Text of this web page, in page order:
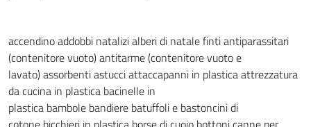
accendinoaddobbi natalizialberi di natale fintiantiparassitari
(contenitore vuoto)antitarme (contenitore vuoto e
lavato)assorbentiastucciattaccapanni in plasticaattrezzatura
da cucina in plastica bacinelle in
plastica bambole bandiere batuffoli e bastoncini di